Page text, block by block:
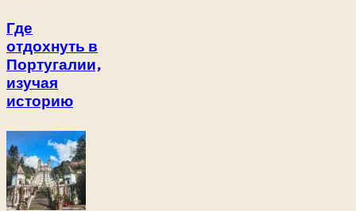
Где
отдохнуть в
Португалии,
изучая
историю